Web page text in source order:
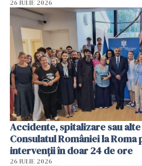
26 IULIE 2026
Accidente, spitalizare sau
Consulatul României la
intervenții în doar 24 de ore
26 IULIE 2026